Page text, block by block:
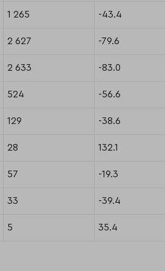
1 265 -43.4
2 627 -79.6
2 633 -83.0
524 -56.6
129 -38.6
28 132.1
57 -19.3
33 -39.4
5 35.4